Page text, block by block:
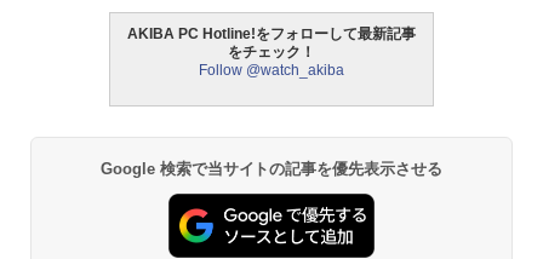
AKIBA PC Hotline!をフォローして最新記事
をチェック！
Follow @watch_akiba
Google 検索で当サイトの記事を優先表示させる